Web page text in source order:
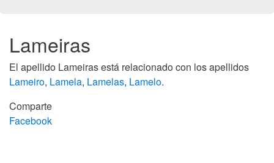
Lameiras
El apellido Lameiras está relacionado con los apellidos
Lameiro, Lamela, Lamelas, Lamelo.
Comparte
Facebook